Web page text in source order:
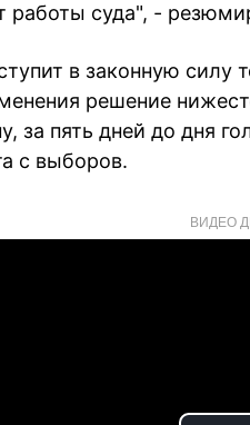
работы суда", -
в законную силу
решение
за пять дней до дня
с выборов.
ВИДЕО